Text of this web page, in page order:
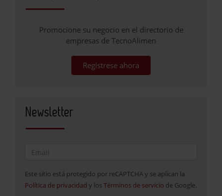
Promocione su negocio en el directorio de
empresas de TecnoAlimen
Regístrese ahora
Newsletter
Este sitio está protegido por reCAPTCHA y se aplican la
Política de privacidad y los Términos de servicio de Google.